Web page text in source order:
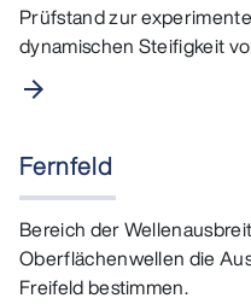
Prüfstand zur
dynamischen Steifigkeit
arrow_forward
Fernfeld
Bereich der
Oberflächenwellen die
Freifeld bestimmen.